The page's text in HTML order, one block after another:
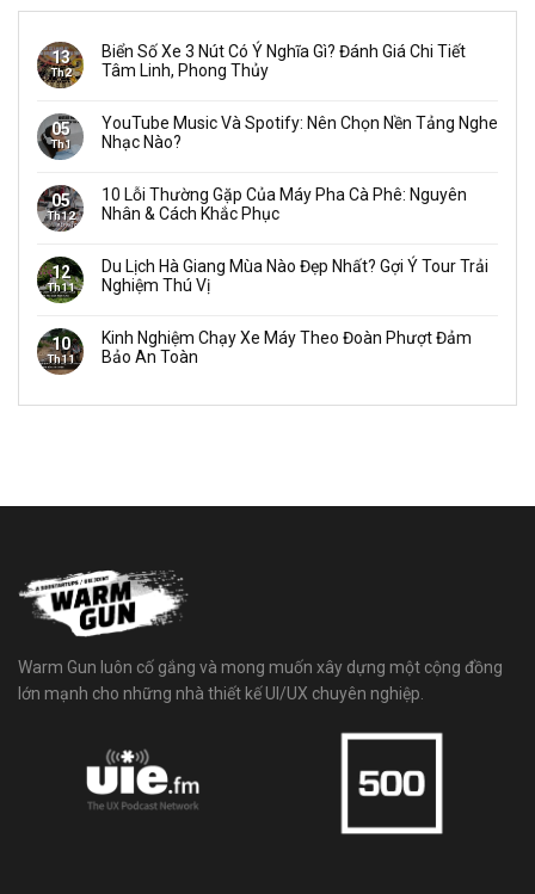
13
Th2
Biển Số Xe 3 Nút Có Ý Nghĩa Gì? Đánh Giá Chi Tiết
Tâm Linh, Phong Thủy
05
Th1
YouTube Music Và Spotify: Nên Chọn Nền Tảng Nghe
Nhạc Nào?
05
Th12
10 Lỗi Thường Gặp Của Máy Pha Cà Phê: Nguyên
Nhân & Cách Khắc Phục
12
Th11
Du Lịch Hà Giang Mùa Nào Đẹp Nhất? Gợi Ý Tour Trải
Nghiệm Thú Vị
10
Th11
Kinh Nghiệm Chạy Xe Máy Theo Đoàn Phượt Đảm
Bảo An Toàn
Warm Gun luôn cố gắng và mong muốn xây dựng một cộng đồng
lớn mạnh cho những nhà thiết kế UI/UX chuyên nghiệp.